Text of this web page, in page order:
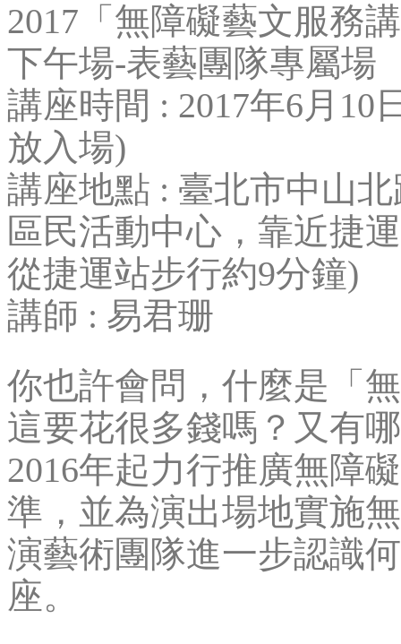
2017「無障礙藝文服務
下午場-表藝團隊專屬場
講座時間 : 2017年6月10
放入場)
講座地點 : 臺北市中山
區民活動中心，靠近捷
從捷運站步行約9分鐘)
講師 : 易君珊
你也許會問，什麼是「
這要花很多錢嗎？又有
2016年起力行推廣無障
準，並為演出場地實施
演藝術團隊進一步認識
座。